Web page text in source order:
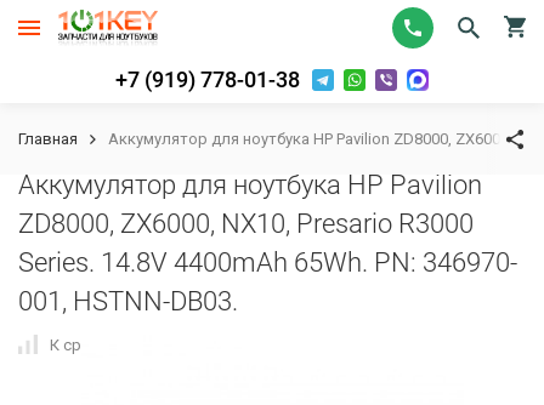
+7 (919) 778-01-38
Главная Аккумулятор для ноутбука HP Pavilion ZD8000, ZX6000,
Аккумулятор для ноутбука HP Pavilion
ZD8000, ZX6000, NX10, Presario R3000
Series. 14.8V 4400mAh 65Wh. PN: 346970-
001, HSTNN-DB03.
К сравнению